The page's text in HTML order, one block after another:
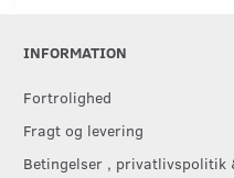
INFORMATION
Fortrolighed
Fragt og levering
Betingelser , privatlivspolitik